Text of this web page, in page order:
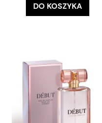
DO KOSZYKA